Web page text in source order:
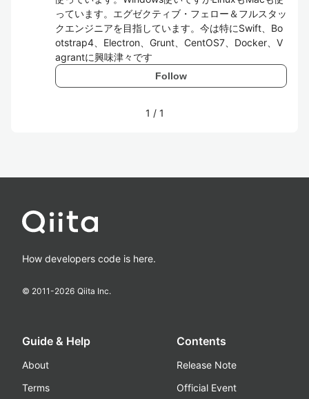
っています。エグゼクティブ・フェロー＆フルスタッ
クエンジニアを目指しています。今は特にSwift、Bo
otstrap4、Electron、Grunt、CentOS7、Docker、V
agrantに興味津々です
Follow
1 / 1
How developers code is here.
© 2011-2026 Qiita Inc.
Guide & Help
About
Terms
Contents
Release Note
Official Event